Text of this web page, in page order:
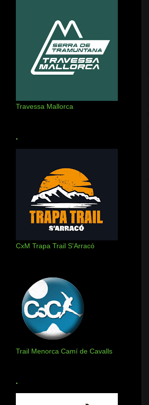
Travessa Mallorca
.
CxM Trapa Trail S'Arracó
Trail Menorca Camí de Cavalls
.